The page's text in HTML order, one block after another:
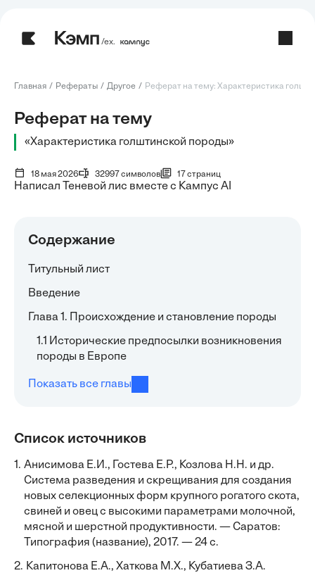
/ех.
Главная Рефераты Другое Реферат на тему: Характеристика
Реферат на тему
«Характеристика голштинской породы»
18 мая 2026 32997 символов 17 страниц
Написал Теневой лис вместе с Кампус AI
Содержание
Титульный лист
Введение
Глава 1. Происхождение и становление породы
1.1 Исторические предпосылки возникновения
породы в Европе
Показать все главы
Список источников
1. Анисимова Е.И., Гостева Е.Р., Козлова Н.Н. и др.
Система разведения и скрещивания для создания
новых селекционных форм крупного рогатого скота,
свиней и овец с высокими параметрами молочной,
мясной и шерстной продуктивности. — Саратов:
Типография (название), 2017. — 24 с.
2. Капитонова Е.А., Хаткова М.Х., Кубатиева З.А.